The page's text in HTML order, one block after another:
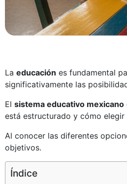
La educación es fundamental
significativamente las
El sistema educativo mexicano
está estructurado y cómo
Al conocer las diferentes
objetivos.
Índice